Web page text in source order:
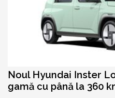
Noul Hyundai Inster
gamă cu până la 360